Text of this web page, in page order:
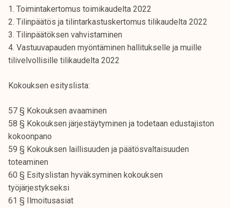
p
i
s
k
e
i
a
k
u
n
t
a
1. Toimintakertomus toimikaudelta 2022
2. Tilinpäätös ja tilintarkastuskertomus tilikaudelta 2022
3. Tilinpäätöksen vahvistaminen
4. Vastuuvapauden myöntäminen hallitukselle ja muille
tilivelvollisille tilikaudelta 2022
Kokouksen esityslista:
57 § Kokouksen avaaminen
58 § Kokouksen järjestäytyminen ja todetaan edustajiston
kokoonpano
59 § Kokouksen laillisuuden ja päätösvaltaisuuden
toteaminen
60 § Esityslistan hyväksyminen kokouksen
työjärjestykseksi
61 § Ilmoitusasiat